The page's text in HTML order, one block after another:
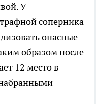
У
соперника
опасные
образом после
12 место в